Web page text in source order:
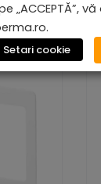
„ACCEPTĂ”,
Setari cookie